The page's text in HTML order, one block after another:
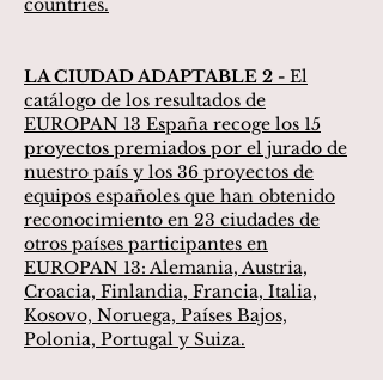
countries.
LA CIUDAD ADAPTABLE 2 - El
catálogo de los resultados de
EUROPAN 13 España recoge los 15
proyectos premiados por el jurado de
nuestro país y los 36 proyectos de
equipos españoles que han obtenido
reconocimiento en 23 ciudades de
otros países participantes en
EUROPAN 13: Alemania, Austria,
Croacia, Finlandia, Francia, Italia,
Kosovo, Noruega, Países Bajos,
Polonia, Portugal y Suiza.